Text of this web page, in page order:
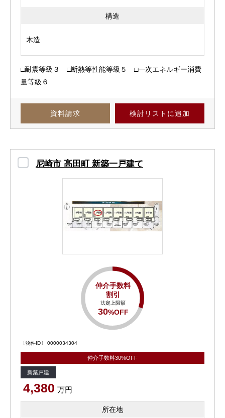
構造
木造
資料請求 検討リスト に追加
□耐震等級３ □断熱等性能等級５ □一次エネルギー消費
量等級６
尼崎市 高田町 新築一戸建て
仲介手数料
割引
法定上限額
30%OFF
〔物件ID〕 0000034304
仲介手数料30%OFF
新築戸建
4,380 万円
所在地